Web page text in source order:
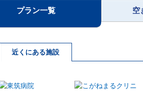
プラン一覧 空
近くにある施設